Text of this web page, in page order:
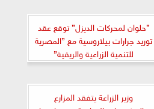
”حلوان لمحركات الديزل” توقع عقد
توريد جرارات بيلاروسية مع ”المصرية
للتنمية الزراعية والريفية”
وزير الزراعة يتفقد المزارع